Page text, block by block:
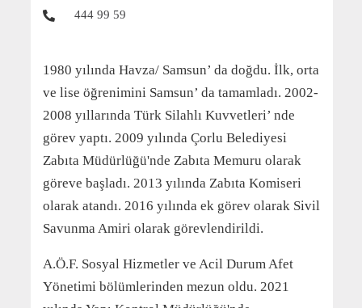
444 99 59
1980 yılında Havza/ Samsun’ da doğdu. İlk, orta
ve lise öğrenimini Samsun’ da tamamladı. 2002-
2008 yıllarında Türk Silahlı Kuvvetleri’ nde
görev yaptı. 2009 yılında Çorlu Belediyesi
Zabıta Müdürlüğü'nde Zabıta Memuru olarak
göreve başladı. 2013 yılında Zabıta Komiseri
olarak atandı. 2016 yılında ek görev olarak Sivil
Savunma Amiri olarak görevlendirildi.
A.Ö.F. Sosyal Hizmetler ve Acil Durum Afet
Yönetimi bölümlerinden mezun oldu. 2021